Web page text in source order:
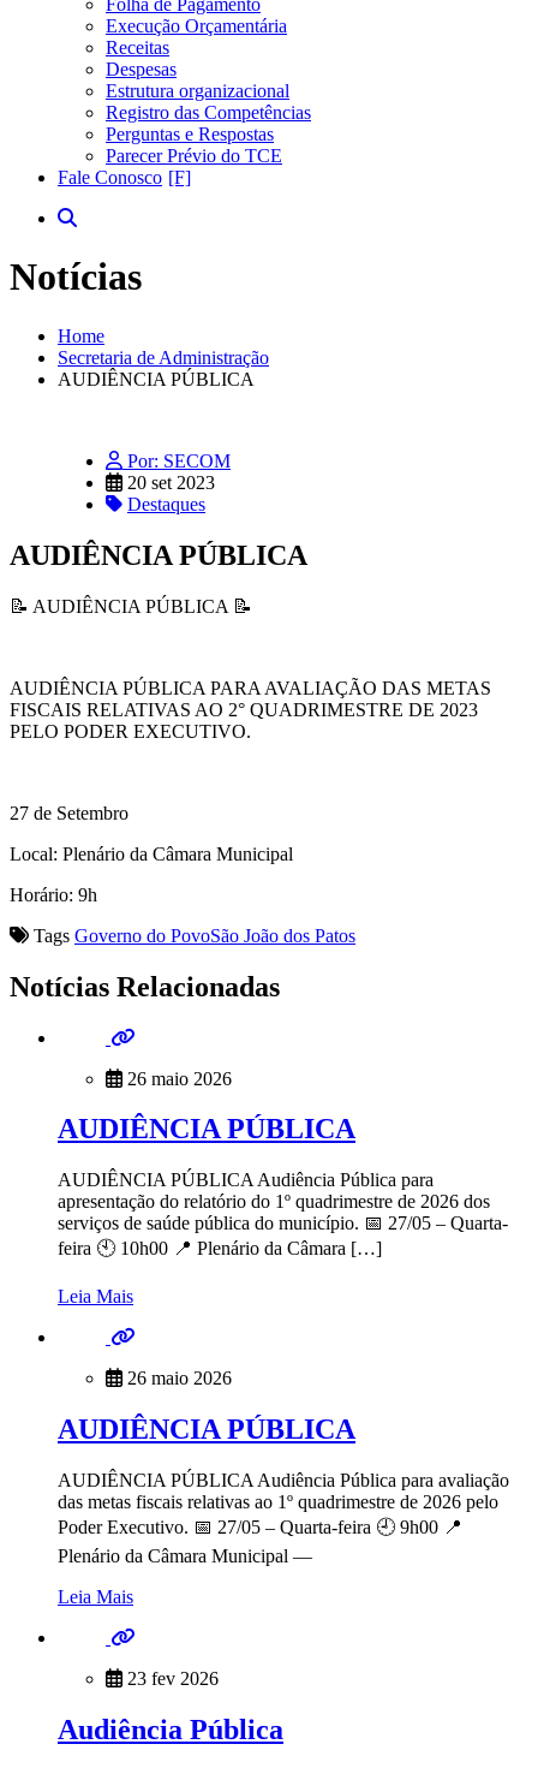
Folha de Pagamento
Execução Orçamentária
Receitas
Despesas
Estrutura organizacional
Registro das Competências
Perguntas e Respostas
Parecer Prévio do TCE
Fale Conosco
Notícias
Home
Secretaria de Administração
AUDIÊNCIA PÚBLICA
Por: SECOM
20 set 2023
Destaques
AUDIÊNCIA PÚBLICA
📝 AUDIÊNCIA PÚBLICA 📝
AUDIÊNCIA PÚBLICA PARA AVALIAÇÃO DAS METAS
FISCAIS RELATIVAS AO 2° QUADRIMESTRE DE 2023
PELO PODER EXECUTIVO.
27 de Setembro
Local: Plenário da Câmara Municipal
Horário: 9h
Tags Governo do PovoSão João dos Patos
Notícias Relacionadas
26 maio 2026
AUDIÊNCIA PÚBLICA
AUDIÊNCIA PÚBLICA Audiência Pública para
apresentação do relatório do 1º quadrimestre de 2026 dos
serviços de saúde pública do município. 📅 27/05 – Quarta-
feira 🕙 10h00 📍 Plenário da Câmara […]
Leia Mais
26 maio 2026
AUDIÊNCIA PÚBLICA
AUDIÊNCIA PÚBLICA Audiência Pública para avaliação
das metas fiscais relativas ao 1º quadrimestre de 2026 pelo
Poder Executivo. 📅 27/05 – Quarta-feira 🕘 9h00 📍
Plenário da Câmara Municipal —
Leia Mais
23 fev 2026
Audiência Pública